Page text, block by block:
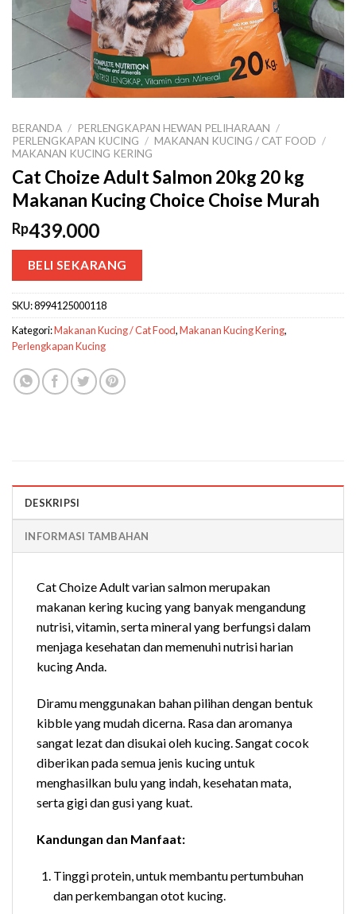
BERANDA / PERLENGKAPAN HEWAN PELIHARAAN /
PERLENGKAPAN KUCING / MAKANAN KUCING / CAT FOOD /
MAKANAN KUCING KERING
Cat Choize Adult Salmon 20kg 20 kg
Makanan Kucing Choice Choise Murah
Rp439.000
BELI SEKARANG
SKU:8994125000118
Kategori:Makanan Kucing / Cat Food,Makanan Kucing Kering,
Perlengkapan Kucing
DESKRIPSI
INFORMASI TAMBAHAN
Cat Choize Adult varian salmon merupakan
makanan kering kucing yang banyak mengandung
nutrisi, vitamin, serta mineral yang berfungsi dalam
menjaga kesehatan dan memenuhi nutrisi harian
kucing Anda.
Diramu menggunakan bahan pilihan dengan bentuk
kibble yang mudah dicerna. Rasa dan aromanya
sangat lezat dan disukai oleh kucing. Sangat cocok
diberikan pada semua jenis kucing untuk
menghasilkan bulu yang indah, kesehatan mata,
serta gigi dan gusi yang kuat.
Kandungan dan Manfaat:
Tinggi protein, untuk membantu pertumbuhan
dan perkembangan otot kucing.